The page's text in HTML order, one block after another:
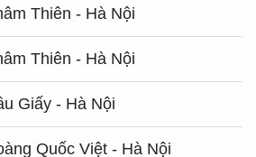
Thiên - Hà Nội
Thiên - Hà Nội
Giấy - Hà Nội
Quốc Việt - Hà Nội